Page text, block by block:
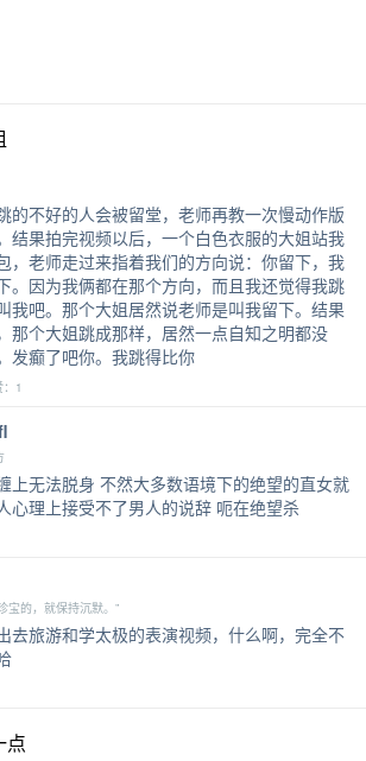
的不好的人会被留堂，老师再教一次慢动作版
结果拍完视频以后，一个白色衣服的大姐站我
，老师走过来指着我们的方向说：你留下，我
。因为我俩都在那个方向，而且我还觉得我跳
我吧。那个大姐居然说老师是叫我留下。结果
那个大姐跳成那样，居然一点自知之明都没
发癫了吧你。我跳得比你
1
上无法脱身 不然大多数语境下的绝望的直女就
心理上接受不了男人的说辞 呃在绝望杀
宝的，就保持沉默。”
去旅游和学太极的表演视频，什么啊，完全不
点